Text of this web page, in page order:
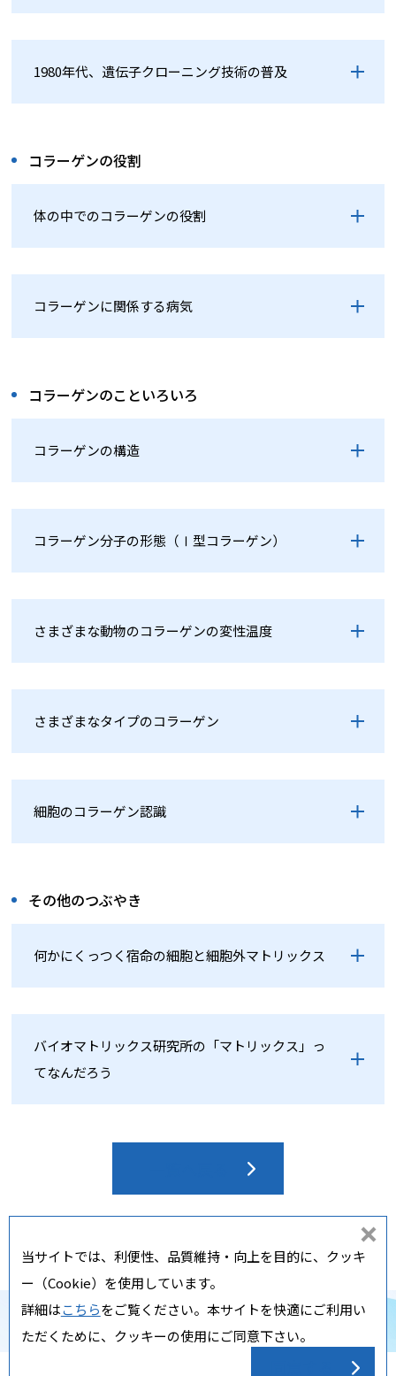
1980年代、遺伝子クローニング技術の普及
コラーゲンの役割
体の中でのコラーゲンの役割
コラーゲンに関係する病気
コラーゲンのこといろいろ
コラーゲンの構造
コラーゲン分子の形態（Ⅰ型コラーゲン）
さまざまな動物のコラーゲンの変性温度
さまざまなタイプのコラーゲン
細胞のコラーゲン認識
その他のつぶやき
何かにくっつく宿命の細胞と細胞外マトリックス
バイオマトリックス研究所の「マトリックス」っ
てなんだろう
当サイトでは、利便性、品質維持・向上を目的に、クッキ
ー（Cookie）を使用しています。
詳細はこちらをご覧ください。本サイトを快適にご利用い
ただくために、クッキーの使用にご同意下さい。
意
な
い
Copyright ⓒ Nippi, Inc. All rights reserved.